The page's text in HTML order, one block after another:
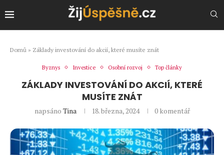
Domů » Základy investování do akcií, které musíte znát
Byznys Investice Osobní rozvoj Top články
ZÁKLADY INVESTOVÁNÍ DO AKCIÍ, KTERÉ
MUSÍTE ZNÁT
napsáno Tina 18. března, 2024 0 komentář